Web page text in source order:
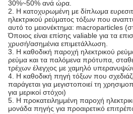
30%~50% ανά ώρα.
2. Η κατοχυρωμένη με δίπλωμα
ηλεκτρικού ρεύματος τόξων που
αυτό το μειονέκτημα: macroparticles
Όποιος είναι επίσης valiable για τα
χρυσή/ασημένια επιμετάλλωση.
3. Η καθοδική παροχή ηλεκτρικού
ρεύμα και τα παλόμενα πρότυπα,
τρέχων έλεγχος με χαμηλό
4. Η καθοδική πηγή τόξων που
παράγεται για μεγιστοποιεί τη
για μερικοί στόχοι)
5. Η προκατειλημμένη παροχή
μονάδα πηγής για προαιρετικό